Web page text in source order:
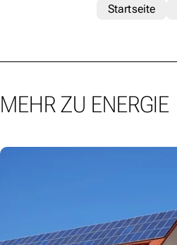
Startseite
MEHR ZU ENERGIE